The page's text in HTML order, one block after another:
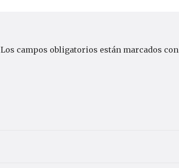
Los campos obligatorios están marcados con